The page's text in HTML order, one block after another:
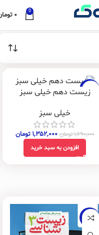
0 ۰
-20%زیست دهم خیلی سبز
خیلی سبز
۱,۶۹۰,۰۰۰تومان ۱,۳۵۲,۰۰۰ تومان
افزودن به سبد خرید
-20%